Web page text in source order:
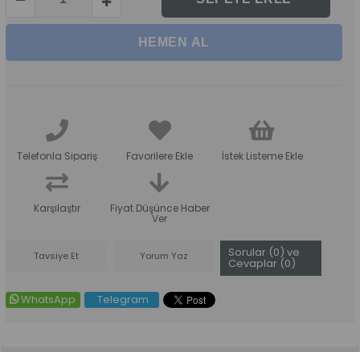
Telefonla Sipariş Favorilere Ekle İstek Listeme Ekle
Karşılaştır Fiyat Düşünce Haber
Ver
Tavsiye Et Yorum Yaz Sorular (0) ve
Cevaplar (0)
WhatsApp Telegram